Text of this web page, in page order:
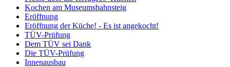
Kochen am Museumsbahnsteig
Eröffnung
Eröffnung der Küche! - Es ist angekocht!
TÜV-Prüfung
Dem TÜV sei Dank
Die TÜV-Prüfung
Innenausbau